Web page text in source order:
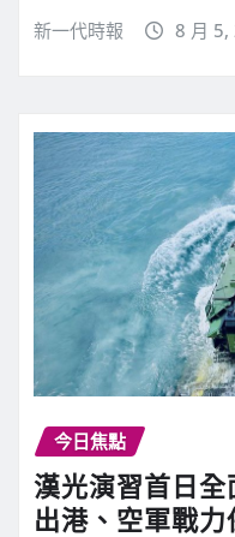
新一代時報 8 月 5,
今日焦點
漢光演習首日
出港、空軍戰力